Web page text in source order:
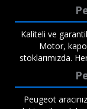
Kaliteli ve
Motor,
stoklarımızda.
Peugeot